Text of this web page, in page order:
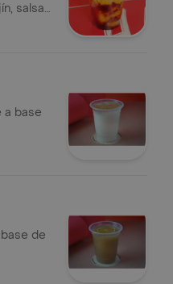
salsa
a base
de